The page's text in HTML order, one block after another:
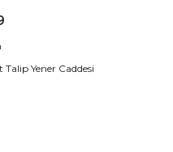
Yener Caddesi